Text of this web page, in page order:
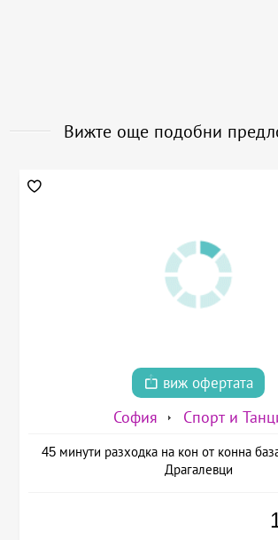
Вижте още подобни
виж офертата
София Спорт и
45 минути разходка на кон от конна
Драгалевци